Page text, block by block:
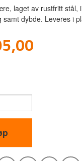
laget av rustfritt stål,
samt dybde. Leveres i